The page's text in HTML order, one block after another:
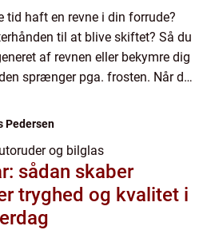
tid haft en revne i din forrude?
til at blive skiftet? Så du
af revnen eller bekymre dig
sprænger pga. frosten. Når du
Pedersen
og bilglas
sådan skaber
tryghed og kvalitet i